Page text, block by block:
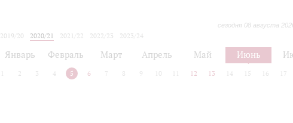
сегодня 08 августа
2019/20 2020/21 2021/22 2022/23
2023/24
Январь Февраль Март Апрель Май Июнь
2 3 4 5 6 7 8 9 10 12 13 14 15 16 17